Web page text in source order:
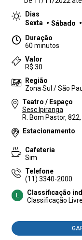
Dias
Sexta
Sábado
Duração
60 minutos
Valor
R$ 30
Região
Zona Sul / São
Teatro / Espaço
Sesc Ipiranga
R. Bom Pastor,
Estacionamento
Cafeteria
Sim
Telefone
(11) 3340-2000
L
Classificação
Classificação